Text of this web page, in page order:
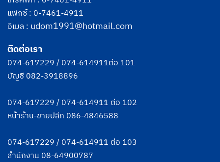
แฟกซ์ : 0-7461-4911
อีเมล : udom1991@hotmail.com
ติดต่อเรา
074-617229/074-614911ต่อ 101
บัญชี 082-3918896
074-617229/074-614911 ต่อ 102
หน้าร้าน-ขายปลีก 086-4846588
074-617229/074-614911 ต่อ 103
สำนักงาน08-64900787